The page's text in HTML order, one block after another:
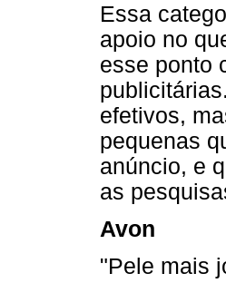
Essa
apoio no
esse ponto
efetivos,
pequenas
anúncio, e
as
Avon
"Pele mais